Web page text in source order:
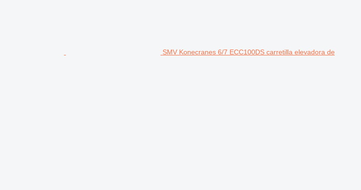
SMV Konecranes 6/7 ECC100DS carretilla elevadora de